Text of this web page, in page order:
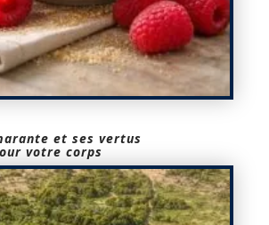
et ses vertus
votre corps